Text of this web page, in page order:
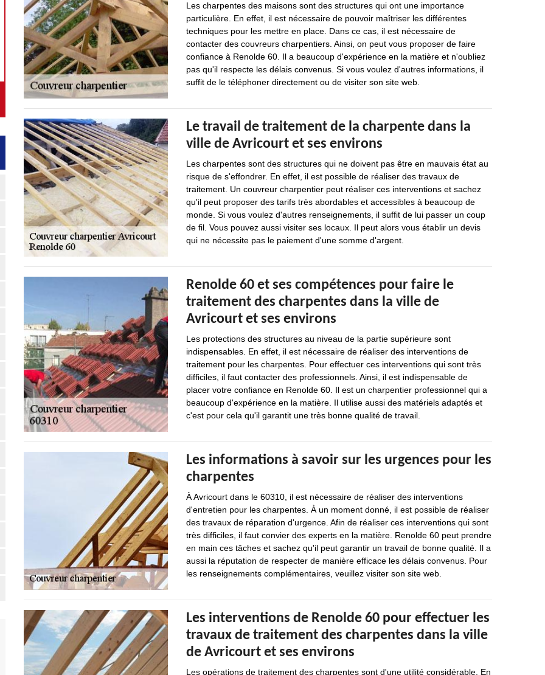
Les charpentes des maisons sont des structures qui ont une importance
particulière. En effet, il est nécessaire de pouvoir maîtriser les différentes
techniques pour les mettre en place. Dans ce cas, il est nécessaire de
contacter des couvreurs charpentiers. Ainsi, on peut vous proposer de faire
confiance à Renolde 60. Il a beaucoup d'expérience en la matière et n'oubliez
pas qu'il respecte les délais convenus. Si vous voulez d'autres informations, il
suffit de le téléphoner directement ou de visiter son site web.
Le travail de traitement de la charpente dans la
ville de Avricourt et ses environs
Les charpentes sont des structures qui ne doivent pas être en mauvais état au
risque de s'effondrer. En effet, il est possible de réaliser des travaux de
traitement. Un couvreur charpentier peut réaliser ces interventions et sachez
qu'il peut proposer des tarifs très abordables et accessibles à beaucoup de
monde. Si vous voulez d'autres renseignements, il suffit de lui passer un coup
de fil. Vous pouvez aussi visiter ses locaux. Il peut alors vous établir un devis
qui ne nécessite pas le paiement d'une somme d'argent.
Renolde 60 et ses compétences pour faire le
traitement des charpentes dans la ville de
Avricourt et ses environs
Les protections des structures au niveau de la partie supérieure sont
indispensables. En effet, il est nécessaire de réaliser des interventions de
traitement pour les charpentes. Pour effectuer ces interventions qui sont très
difficiles, il faut contacter des professionnels. Ainsi, il est indispensable de
placer votre confiance en Renolde 60. Il est un charpentier professionnel qui a
beaucoup d'expérience en la matière. Il utilise aussi des matériels adaptés et
c'est pour cela qu'il garantit une très bonne qualité de travail.
Les informations à savoir sur les urgences pour les
charpentes
À Avricourt dans le 60310, il est nécessaire de réaliser des interventions
d'entretien pour les charpentes. À un moment donné, il est possible de réaliser
des travaux de réparation d'urgence. Afin de réaliser ces interventions qui sont
très difficiles, il faut convier des experts en la matière. Renolde 60 peut prendre
en main ces tâches et sachez qu'il peut garantir un travail de bonne qualité. Il a
aussi la réputation de respecter de manière efficace les délais convenus. Pour
les renseignements complémentaires, veuillez visiter son site web.
Les interventions de Renolde 60 pour effectuer les
travaux de traitement des charpentes dans la ville
de Avricourt et ses environs
Les opérations de traitement des charpentes sont d'une utilité considérable. En